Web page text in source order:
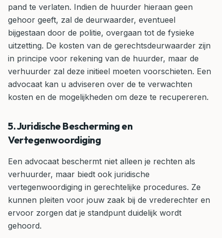
pand te verlaten. Indien de huurder hieraan geen
gehoor geeft, zal de deurwaarder, eventueel
bijgestaan door de politie, overgaan tot de fysieke
uitzetting. De kosten van de gerechtsdeurwaarder zijn
in principe voor rekening van de huurder, maar de
verhuurder zal deze initieel moeten voorschieten. Een
advocaat kan u adviseren over de te verwachten
kosten en de mogelijkheden om deze te recupereren.
5. Juridische Bescherming en
Vertegenwoordiging
Een advocaat beschermt niet alleen je rechten als
verhuurder, maar biedt ook juridische
vertegenwoordiging in gerechtelijke procedures. Ze
kunnen pleiten voor jouw zaak bij de vrederechter en
ervoor zorgen dat je standpunt duidelijk wordt
gehoord.